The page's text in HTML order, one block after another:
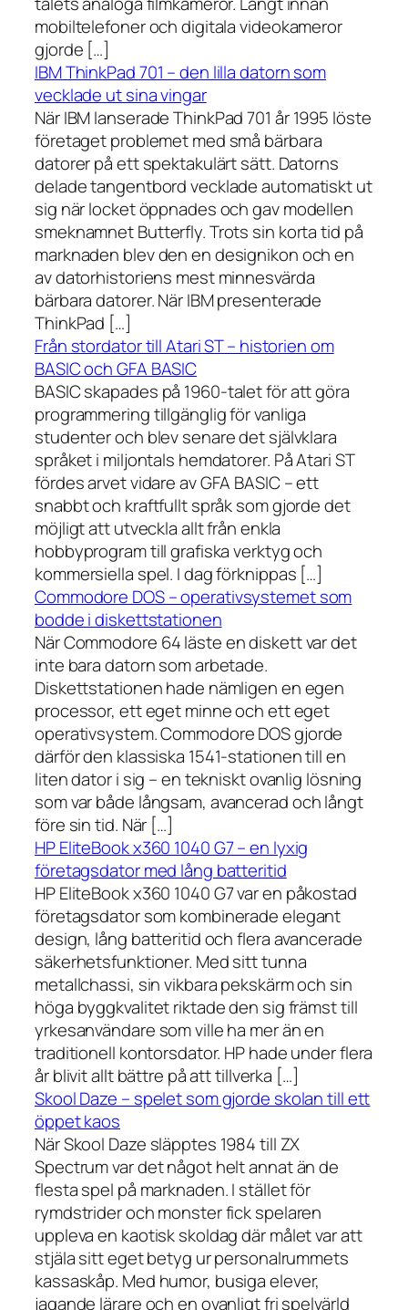
mobiltelefoner och digitala videokameror
gjorde […]
IBM ThinkPad 701 – den lilla datorn som
vecklade ut sina vingar
När IBM lanserade ThinkPad 701 år 1995 löste
företaget problemet med små bärbara
datorer på ett spektakulärt sätt. Datorns
delade tangentbord vecklade automatiskt ut
sig när locket öppnades och gav modellen
smeknamnet Butterfly. Trots sin korta tid på
marknaden blev den en designikon och en
av datorhistoriens mest minnesvärda
bärbara datorer. När IBM presenterade
ThinkPad […]
Från stordator till Atari ST – historien om
BASIC och GFA BASIC
BASIC skapades på 1960-talet för att göra
programmering tillgänglig för vanliga
studenter och blev senare det självklara
språket i miljontals hemdatorer. På Atari ST
fördes arvet vidare av GFA BASIC – ett
snabbt och kraftfullt språk som gjorde det
möjligt att utveckla allt från enkla
hobbyprogram till grafiska verktyg och
kommersiella spel. I dag förknippas […]
Commodore DOS – operativsystemet som
bodde i diskettstationen
När Commodore 64 läste en diskett var det
inte bara datorn som arbetade.
Diskettstationen hade nämligen en egen
processor, ett eget minne och ett eget
operativsystem. Commodore DOS gjorde
därför den klassiska 1541-stationen till en
liten dator i sig – en tekniskt ovanlig lösning
som var både långsam, avancerad och långt
före sin tid. När […]
HP EliteBook x360 1040 G7 – en lyxig
företagsdator med lång batteritid
HP EliteBook x360 1040 G7 var en påkostad
företagsdator som kombinerade elegant
design, lång batteritid och flera avancerade
säkerhetsfunktioner. Med sitt tunna
metallchassi, sin vikbara pekskärm och sin
höga byggkvalitet riktade den sig främst till
yrkesanvändare som ville ha mer än en
traditionell kontorsdator. HP hade under flera
år blivit allt bättre på att tillverka […]
Skool Daze – spelet som gjorde skolan till ett
öppet kaos
När Skool Daze släpptes 1984 till ZX
Spectrum var det något helt annat än de
flesta spel på marknaden. I stället för
rymdstrider och monster fick spelaren
uppleva en kaotisk skoldag där målet var att
stjäla sitt eget betyg ur personalrummets
kassaskåp. Med humor, busiga elever,
jagande lärare och en ovanligt fri spelvärld